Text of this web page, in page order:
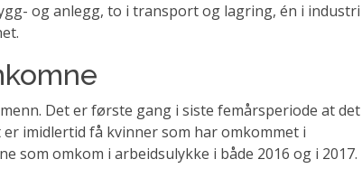
og anlegg, to i transport og lagring, én i industri
Det er første gang i siste femårsperiode at det
imidlertid få kvinner som har omkommet i
som omkom i arbeidsulykke i både 2016 og i 2017.